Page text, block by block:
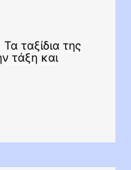
Τα ταξίδια της
τάξη και